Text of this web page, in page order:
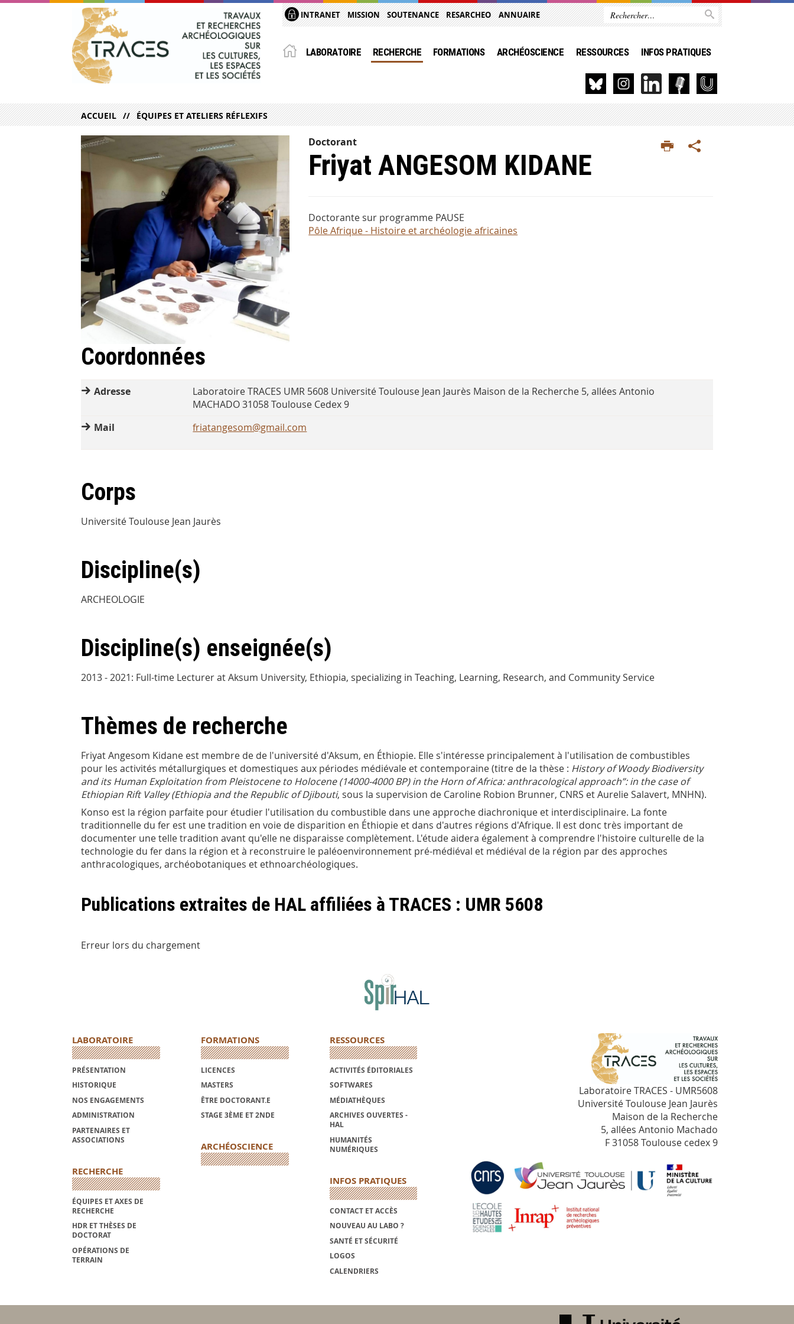
INTRANET MISSION SOUTENANCE RESARCHEO ANNUAIRE
LABORATOIRE RECHERCHE FORMATIONS ARCHÉOSCIENCE RESSOURCES INFOS PRATIQUES
ACCUEIL ÉQUIPES ET ATELIERS RÉFLEXIFS
Doctorant
Friyat ANGESOM KIDANE
Doctorante sur programme PAUSE
Pôle Afrique - Histoire et archéologie africaines
Coordonnées
Adresse
Laboratoire TRACES UMR 5608 Université Toulouse Jean Jaurès Maison de la Recherche 5, allées Antonio
MACHADO 31058 Toulouse Cedex 9
Mail
friatangesom@gmail.com
Corps
Université Toulouse Jean Jaurès
Discipline(s)
ARCHEOLOGIE
Discipline(s) enseignée(s)
2013 - 2021: Full-time Lecturer at Aksum University, Ethiopia, specializing in Teaching, Learning, Research, and Community Service
Thèmes de recherche
Friyat Angesom Kidane est membre de de l'université d'Aksum, en Éthiopie. Elle s'intéresse principalement à l'utilisation de combustibles
pour les activités métallurgiques et domestiques aux périodes médiévale et contemporaine (titre de la thèse : History of Woody Biodiversity
and its Human Exploitation from Pleistocene to Holocene (14000-4000 BP) in the Horn of Africa: anthracological approach”: in the case of
Ethiopian Rift Valley (Ethiopia and the Republic of Djibouti, sous la supervision de Caroline Robion Brunner, CNRS et Aurelie Salavert, MNHN).
Konso est la région parfaite pour étudier l'utilisation du combustible dans une approche diachronique et interdisciplinaire. La fonte
traditionnelle du fer est une tradition en voie de disparition en Éthiopie et dans d'autres régions d'Afrique. Il est donc très important de
documenter une telle tradition avant qu'elle ne disparaisse complètement. L'étude aidera également à comprendre l'histoire culturelle de la
technologie du fer dans la région et à reconstruire le paléoenvironnement pré-médiéval et médiéval de la région par des approches
anthracologiques, archéobotaniques et ethnoarchéologiques.
Publications extraites de HAL affiliées à TRACES : UMR 5608
Erreur lors du chargement
LABORATOIRE
PRÉSENTATION
HISTORIQUE
NOS ENGAGEMENTS
ADMINISTRATION
PARTENAIRES ET
ASSOCIATIONS
RECHERCHE
ÉQUIPES ET AXES DE
RECHERCHE
HDR ET THÈSES DE
DOCTORAT
OPÉRATIONS DE
TERRAIN
FORMATIONS
LICENCES
MASTERS
ÊTRE DOCTORANT.E
STAGE 3ÈME ET 2NDE
ARCHÉOSCIENCE
RESSOURCES
ACTIVITÉS ÉDITORIALES
SOFTWARES
MÉDIATHÈQUES
ARCHIVES OUVERTES -
HAL
HUMANITÉS
NUMÉRIQUES
INFOS PRATIQUES
CONTACT ET ACCÈS
NOUVEAU AU LABO ?
SANTÉ ET SÉCURITÉ
LOGOS
CALENDRIERS
Laboratoire TRACES - UMR5608
Université Toulouse Jean Jaurès
Maison de la Recherche
5, allées Antonio Machado
F 31058 Toulouse cedex 9